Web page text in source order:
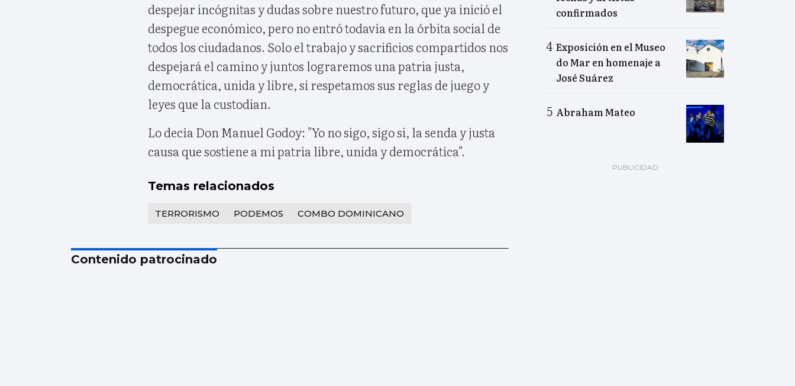
despejar incógnitas y dudas sobre nuestro futuro, que ya inició el
despegue económico, pero no entró todavía en la órbita social de
todos los ciudadanos. Solo el trabajo y sacrificios compartidos nos
despejará el camino y juntos lograremos una patria justa,
democrática, unida y libre, si respetamos sus reglas de juego y
leyes que la custodian.
Lo decía Don Manuel Godoy: "Yo no sigo, sigo si, la senda y justa
causa que sostiene a mi patria libre, unida y democrática".
Temas relacionados
TERRORISMO PODEMOS COMBO DOMINICANO
Contenido patrocinado
confirmados
Exposición en el Museo
do Mar en homenaje a
José Suárez
Abraham Mateo